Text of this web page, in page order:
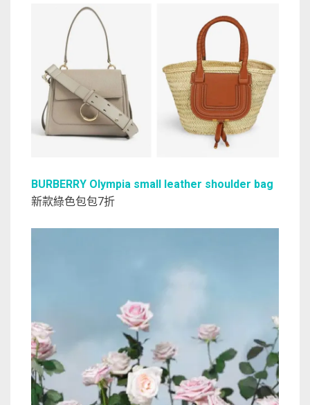
BURBERRY Olympia small leather shoulder bag
新款綠色包包7折